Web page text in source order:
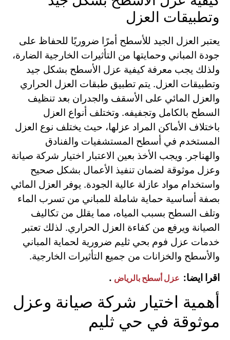
وتطبيقات العزل
يعتبر العزل الجيد للأسطح أمرًا ضروريًا للحفاظ على
جودة المباني وحمايتها من التأثيرات الخارجية الضارة،
ولذلك يجب معرفة كيفية عزل الأسطح بشكل جيد
وتطبيقات العزل. يتم تطبيق طبقات العزل الحراري
والعزل المائي على الأسقف والجدران بعد تنظيف
السطح بالكامل وتجفيفه. وتختلف أنواع العزل
باختلاف الأماكن المراد عزلها، حيث يختلف نوع العزل
المستخدم في أسطح المستشفيات والفنادق
والهناجر. ويجب الأخذ بعين الاعتبار اختيار شركة صيانة
وعزل موثوقة لضمان تنفيذ الأعمال بشكل صحيح
واستخدام مواد عازلة عالية الجودة. يوفر العزل المائي
بصفة أساسية حماية شاملة للمباني من تسرب الماء
وتلف السطح بسبب المياه، مما يقلل من تكاليف
الصيانة ويرفع من كفاءة العزل الحراري. لذلك تعتبر
خدمات عزل فوم بحي ثليم ضرورية لحماية المباني
والأسطح والخزانات من جميع التأثيرات الخارجية.
اقرا ايضا: عزل أسطح بالرياض .
أهمية اختيار شركة صيانة وعزل
موثوقة في حي ثليم